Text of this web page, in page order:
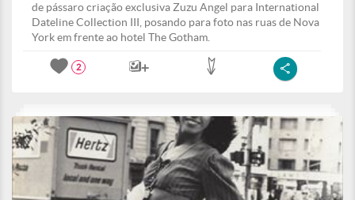
de pássaro criação exclusiva Zuzu Angel para International
Dateline Collection III, posando para foto nas ruas de Nova
York em frente ao hotel The Gotham.
2